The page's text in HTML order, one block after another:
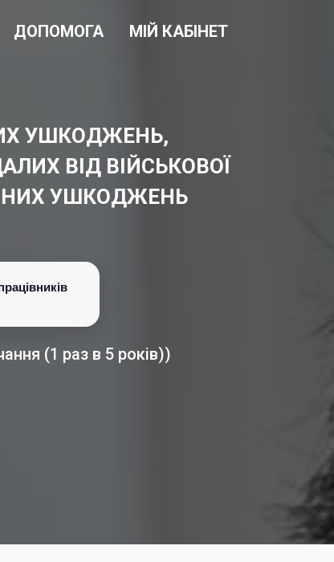
ДОПОМОГА МІЙ КАБІНЕТ
УШКОДЖЕНЬ,
ВІД ВІЙСЬКОВОЇ
УШКОДЖЕНЬ
(1 раз в 5 років))